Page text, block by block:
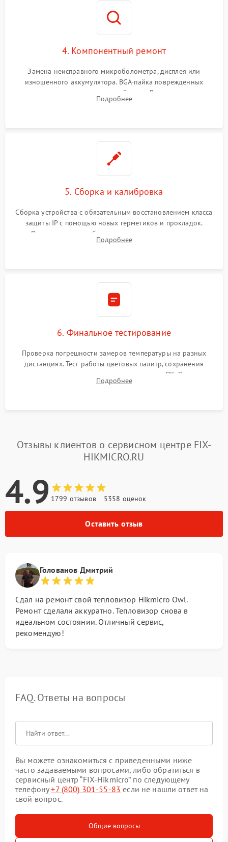
4. Компонентный ремонт
Замена неисправного микроболометра, дисплея или
изношенного аккумулятора. BGA-пайка поврежденных
контроллеров на материнской плате. Восстановление
разъемов и кнопок, замена поврежденных элементов
Подробнее
5. Сборка и калибровка
Сборка устройства с обязательным восстановлением класса
защиты IP с помощью новых герметиков и прокладок.
Программная калибровка матрицы по эталонному
абсолютно черному телу для точного измерения температур.
Подробнее
6. Финальное тестирование
Проверка погрешности замеров температуры на разных
дистанциях. Тест работы цветовых палитр, сохранения
термограмм в память и передачи данных на ПК. Проверка
автономности работы и итоговый контроль качества.
Подробнее
Отзывы клиентов о сервисном центре FIX-
HIKMICRO.RU
4.9 1799 отзывов 5358 оценок
Оставить отзыв
Голованов Дмитрий
Сдал на ремонт свой тепловизор Hikmicro Owl.
Ремонт сделали аккуратно. Тепловизор снова в
идеальном состоянии. Отличный сервис,
рекомендую!
FAQ. Ответы на вопросы
Вы можете ознакомиться с приведенными ниже
часто задаваемыми вопросами, либо обратиться в
сервисный центр “FIX-Hikmicro” по следующему
телефону+7 (800) 301-55-83 если не нашли ответ на
свой вопрос.
Общие вопросы